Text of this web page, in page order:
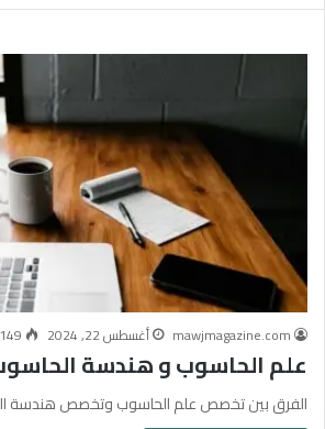
mawjmagazine.com أغسطس 22, 2024 149
علم الحاسوب و هندسة
الفرق بين تخصص علم الحاسوب وتخصص هندسة